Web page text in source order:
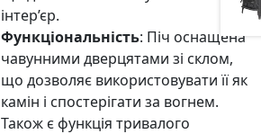
інтер’єр.
Функціональність: Піч оснащена
чавунними дверцятами зі склом,
що дозволяє використовувати її як
камін і спостерігати за вогнем.
Також є функція тривалого